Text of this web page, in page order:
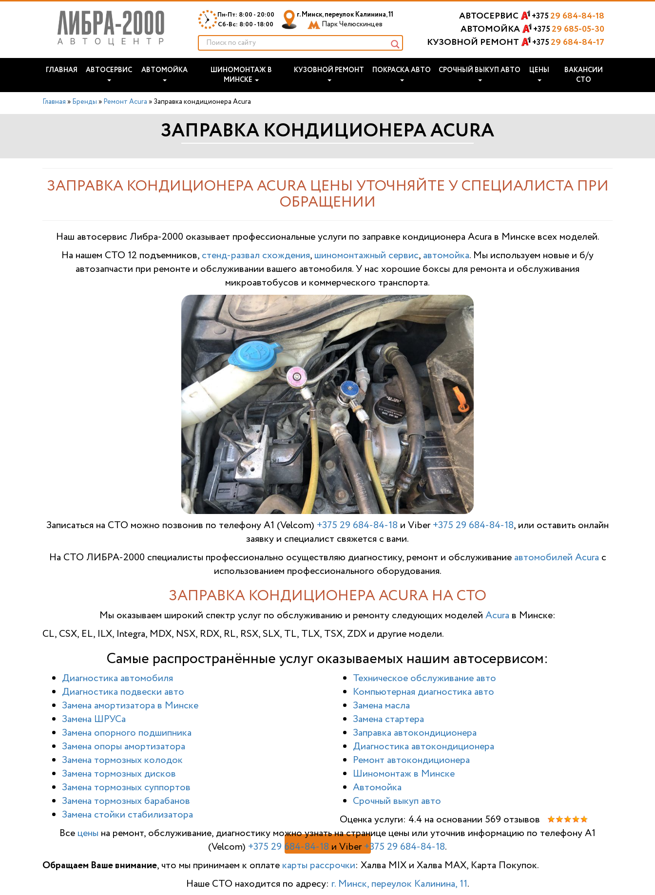
Пн-Пт: 8:00 - 20:00
Сб-Вс: 8:00 - 18:00
г. Минск, переулок Калинина, 11
Парк Челюскинцев
АВТОСЕРВИС +375 29 684-84-18
АВТОМОЙКА
+375 29 685-05-30
КУЗОВНОЙ РЕМОНТ
+375 29 684-84-17
ГЛАВНАЯ АВТОСЕРВИС АВТОМОЙКА
ШИНОМОНТАЖ В
МИНСКЕ
КУЗОВНОЙ РЕМОНТ ПОКРАСКА АВТО СРОЧНЫЙ ВЫКУП АВТО ЦЕНЫ
ВАКАНСИИ
СТО
Главная » Бренды » Ремонт Acura » Заправка кондиционера Acura
ЗАПРАВКА КОНДИЦИОНЕРА ACURA
ЗАПРАВКА КОНДИЦИОНЕРА ACURA ЦЕНЫ УТОЧНЯЙТЕ У СПЕЦИАЛИСТА ПРИ
ОБРАЩЕНИИ
Наш автосервис Либра-2000 оказывает профессиональные услуги по заправке кондиционера Acura в Минске всех моделей.
На нашем СТО 12 подъемников, стенд-развал схождения, шиномонтажный сервис, автомойка. Мы используем новые и б/у
автозапчасти при ремонте и обслуживании вашего автомобиля. У нас хорошие боксы для ремонта и обслуживания
микроавтобусов и коммерческого транспорта.
Записаться на СТО можно позвонив по телефону A1 (Velcom) +375 29 684-84-18 и Viber+375 29 684-84-18, или оставить онлайн
заявку и специалист свяжется с вами.
На СТО ЛИБРА-2000 специалисты профессионально осуществляю диагностику, ремонт и обслуживание автомобилей Acura с
использованием профессионального оборудования.
ЗАПРАВКА КОНДИЦИОНЕРА ACURA НА СТО
Мы оказываем широкий спектр услуг по обслуживанию и ремонту следующих моделей Acura в Минске:
CL, CSX, EL, ILX, Integra, MDX, NSX, RDX, RL, RSX, SLX, TL, TLX, TSX, ZDX и другие модели.
Самые распространённые услуг оказываемых нашим автосервисом:
Диагностика автомобиля
Диагностика подвески авто
Замена амортизатора в Минске
Замена ШРУСа
Замена опорного подшипника
Замена опоры амортизатора
Замена тормозных колодок
Замена тормозных дисков
Замена тормозных суппортов
Замена тормозных барабанов
Замена стойки стабилизатора
Техническое обслуживание авто
Компьютерная диагностика авто
Замена масла
Замена стартера
Заправка автокондиционера
Диагностика автокондиционера
Ремонт автокондиционера
Шиномонтаж в Минске
Автомойка
Срочный выкуп авто
Все цены на ремонт, обслуживание, диагностику можно узнать на странице цены или уточнив информацию по телефону A1
(Velcom) +375 29 684-84-18 и Viber+375 29 684-84-18.
Обращаем Ваше внимание, что мы принимаем к оплате карты рассрочки: Халва MIX и Халва MAX, Карта Покупок.
Наше СТО находится по адресу: г. Минск, переулок Калинина, 11.
Оценка услуги: 4.4 на основании 569 отзывов